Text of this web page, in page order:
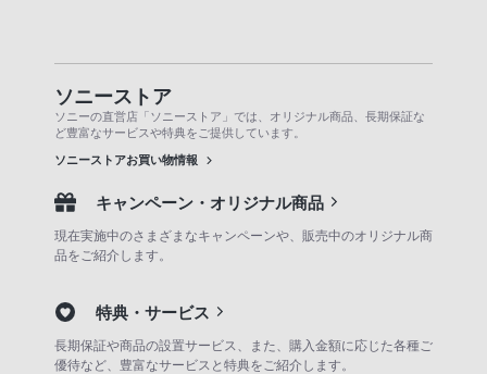
ソニーストア
ソニーの直営店「ソニーストア」では、オリジナル商品、長期保証な
ど豊富なサービスや特典をご提供しています。
ソニーストアお買い物情報
キャンペーン・オリジナル商品
現在実施中のさまざまなキャンペーンや、販売中のオリジナル商
品をご紹介します。
特典・サービス
長期保証や商品の設置サービス、また、購入金額に応じた各種ご
優待など、豊富なサービスと特典をご紹介します。